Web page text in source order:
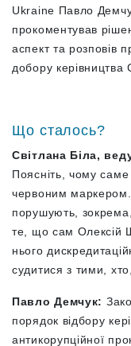
Ukraine Павло
прокоментував
аспект та розповів
добору керівництва
Що сталось?
Світлана Біла,
Поясніть, чому
червоним маркером.
порушують,
те, що сам Олексій
нього
судитися з тими,
Павло Демчук:
порядок відбору
антикорупційної